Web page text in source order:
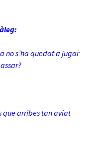
no s’ha quedat a jugar
que arribes tan aviat